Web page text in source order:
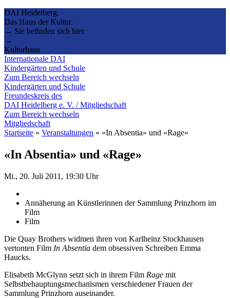
DAI Heidelberg.
Das Haus der Kultur.
→ Sie befinden sich hier
→
Kulturhaus
Internationale DAI
Kindergärten und Schule
Zum Bereich wechseln
Kindergärten und Schule
Freundeskreis des
DAI Heidelberg e. V. / Mitgliedschaft
Zum Bereich wechseln
Mitgliedschaft
Startseite » Veranstaltungen » «In Absentia» und «Rage»
«In Absentia» und «Rage»
Mi., 20. Juli 2011, 19:30 Uhr
Annäherung an Künstlerinnen der Sammlung Prinzhorn im
Film
Film
Die Quay Brothers widmen ihren von Karlheinz Stockhausen
vertonten Film In Absentia dem obses­siven Schreiben Emma
Haucks.
Elisabeth McGlynn setzt sich in ihrem Film Rage mit
Selbstbehauptungsmechanismen verschiedener Frauen der
Sammlung Prinzhorn auseinander.